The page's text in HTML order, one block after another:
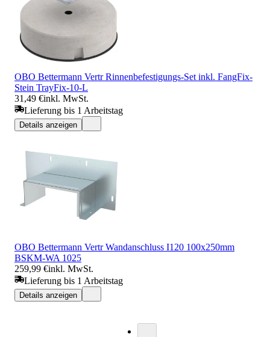
OBO Bettermann Vertr Rinnenbefestigungs-Set inkl. FangFix-
Stein TrayFix-10-L
31,49 €inkl. MwSt.
Lieferung bis 1 Arbeitstag
Details anzeigen
OBO Bettermann Vertr Wandanschluss I120 100x250mm
BSKM-WA 1025
259,99 €inkl. MwSt.
Lieferung bis 1 Arbeitstag
Details anzeigen